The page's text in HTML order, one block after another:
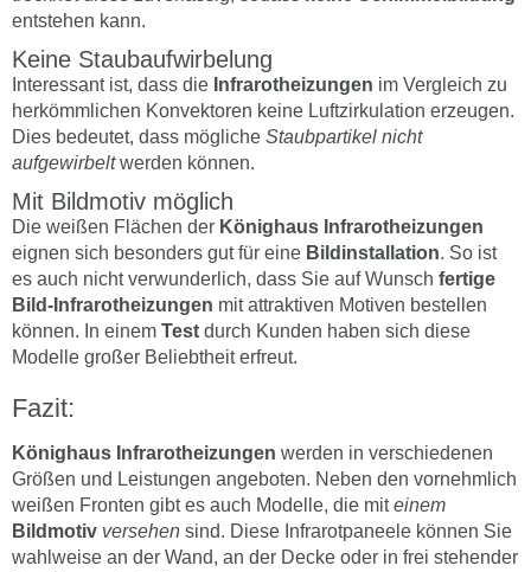
entstehen kann.
Keine Staubaufwirbelung
Interessant ist, dass die Infrarotheizungen im Vergleich zu
herkömmlichen Konvektoren keine Luftzirkulation erzeugen.
Dies bedeutet, dass mögliche Staubpartikel nicht
aufgewirbeltwerden können.
Mit Bildmotiv möglich
Die weißen Flächen der Könighaus Infrarotheizungen
eignen sich besonders gut für eine Bildinstallation. So ist
es auch nicht verwunderlich, dass Sie auf Wunsch fertige
Bild-Infrarotheizungen mit attraktiven Motiven bestellen
können. In einem Test durch Kunden haben sich diese
Modelle großer Beliebtheit erfreut.
Fazit:
Könighaus Infrarotheizungen werden in verschiedenen
Größen und Leistungen angeboten. Neben den vornehmlich
weißen Fronten gibt es auch Modelle, die miteinem
Bildmotiv versehen sind. Diese Infrarotpaneele können Sie
wahlweise an der Wand, an der Decke oder in frei stehender